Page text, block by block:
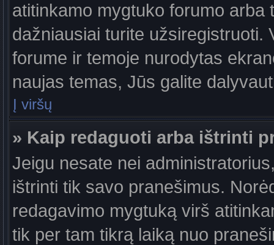
atitinkamo mygtuko forumo
dažniausiai turite užsiregistruoti.
forume ir temoje nurodytas
naujas temas, Jūs galite
Į viršų
» Kaip redaguoti arba ištrinti
Jeigu nesate nei
ištrinti tik savo pranešimus.
redagavimo mygtuką virš
tik per tam tikrą laiką nuo